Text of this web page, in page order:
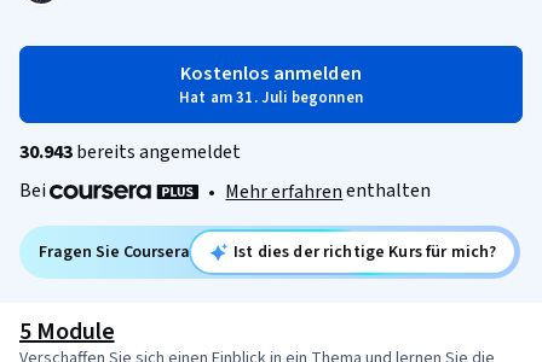
Kostenlos anmelden
Hat am 31. Juli begonnen
30.943bereits angemeldet
Bei
• Mehr erfahrenenthalten
Fragen Sie Coursera Ist dies der richtige Kurs für mich?
5 Module